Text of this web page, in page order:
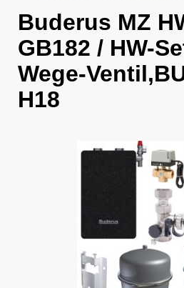
Buderus MZ
GB182 / HW-
Wege-
H18
Bildergalerie überspringen